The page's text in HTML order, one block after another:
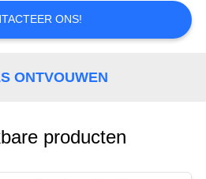
ONS!
ONTVOUWEN
producten